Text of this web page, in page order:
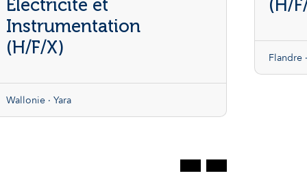
Électricité et
Instrumentation
(H/F/X)
Wallonie · Yara
(H/
Flandre